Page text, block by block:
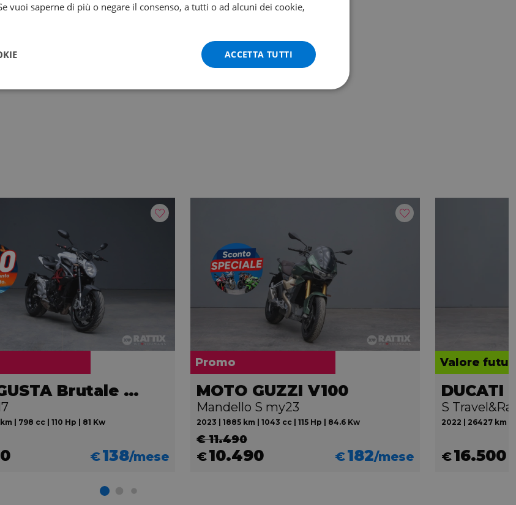
MV AGUSTA Brutale 800
| 798 cc | 110 Hp | 81 Kw
€138/mese
Promo
MOTO GUZZI V100
Mandello S my23
2023 | 1885 km | 1043 cc | 115 Hp | 84.6 Kw
€ 11.490
€10.490 €182/mese
Valore
S
2022 | 26427 km |
€16.500
vuoi saperne di più o negare il consenso, a tutti o ad alcuni dei cookie,
ACCETTA TUTTI